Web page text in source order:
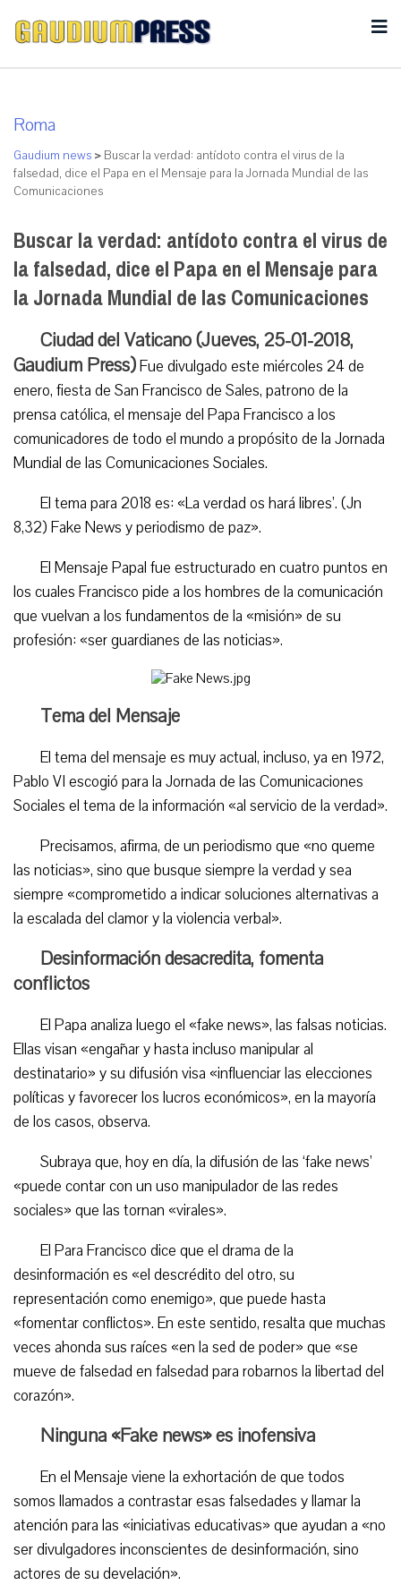
Roma
Gaudium news > Buscar la verdad: antídoto contra el virus de la
falsedad, dice el Papa en el Mensaje para la Jornada Mundial de las
Comunicaciones
Buscar la verdad: antídoto contra el virus de
la falsedad, dice el Papa en el Mensaje para
la Jornada Mundial de las Comunicaciones
Ciudad del Vaticano (Jueves, 25-01-2018,
Gaudium Press)Fue divulgado este miércoles 24 de
enero, fiesta de San Francisco de Sales, patrono de la
prensa católica, el mensaje del Papa Francisco a los
comunicadores de todo el mundo a propósito de la Jornada
Mundial de las Comunicaciones Sociales.
El tema para 2018 es: «La verdad os hará libres’. (Jn
8,32) Fake News y periodismo de paz».
El Mensaje Papal fue estructurado en cuatro puntos en
los cuales Francisco pide a los hombres de la comunicación
que vuelvan a los fundamentos de la «misión» de su
profesión: «ser guardianes de las noticias».
Tema del Mensaje
El tema del mensaje es muy actual, incluso, ya en 1972,
Pablo VI escogió para la Jornada de las Comunicaciones
Sociales el tema de la información «al servicio de la verdad».
Precisamos, afirma, de un periodismo que «no queme
las noticias», sino que busque siempre la verdad y sea
siempre «comprometido a indicar soluciones alternativas a
la escalada del clamor y la violencia verbal».
Desinformación desacredita, fomenta
conflictos
El Papa analiza luego el «fake news», las falsas noticias.
Ellas visan «engañar y hasta incluso manipular al
destinatario» y su difusión visa «influenciar las elecciones
políticas y favorecer los lucros económicos», en la mayoría
de los casos, observa.
Subraya que, hoy en día, la difusión de las ‘fake news’
«puede contar con un uso manipulador de las redes
sociales» que las tornan «virales».
El Para Francisco dice que el drama de la
desinformación es «el descrédito del otro, su
representación como enemigo», que puede hasta
«fomentar conflictos». En este sentido, resalta que muchas
veces ahonda sus raíces «en la sed de poder» que «se
mueve de falsedad en falsedad para robarnos la libertad del
corazón».
Ninguna «Fake news» es inofensiva
En el Mensaje viene la exhortación de que todos
somos llamados a contrastar esas falsedades y llamar la
atención para las «iniciativas educativas» que ayudan a «no
ser divulgadores inconscientes de desinformación, sino
actores de su develación».